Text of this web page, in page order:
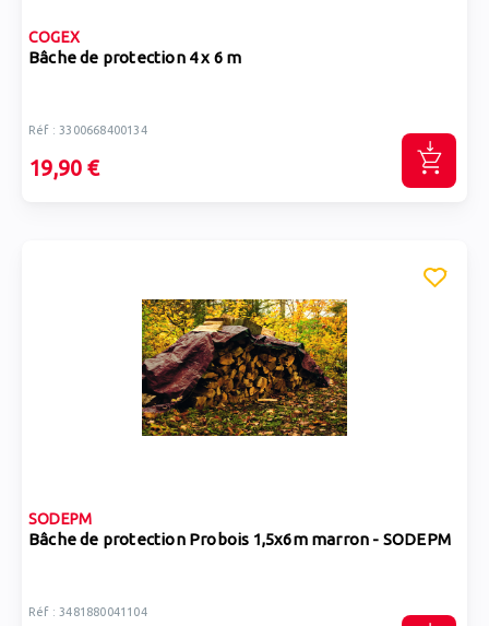
COGEX
Bâche de protection 4 x 6 m
Réf : 3300668400134
19,90 €
SODEPM
Bâche de protection Probois 1,5x6m marron - SODEPM
Réf : 3481880041104